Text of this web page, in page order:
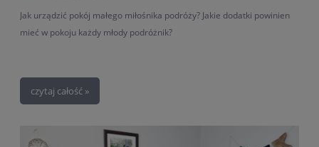
Jak urządzić pokój małego miłośnika podróży? Jakie dodatki powinien
mieć w pokoju każdy młody podróżnik?
czytaj całość »